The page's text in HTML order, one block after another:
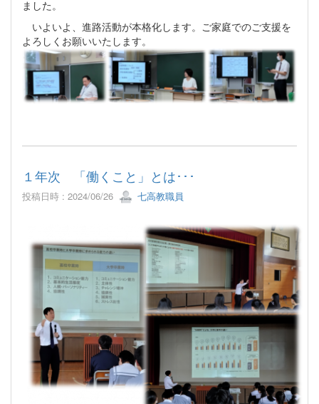
ました。
いよいよ、進路活動が本格化します。ご家庭でのご支援を
よろしくお願いいたします。
１年次 「働くこと」とは･･･
投稿日時 : 2024/06/26 七高教職員